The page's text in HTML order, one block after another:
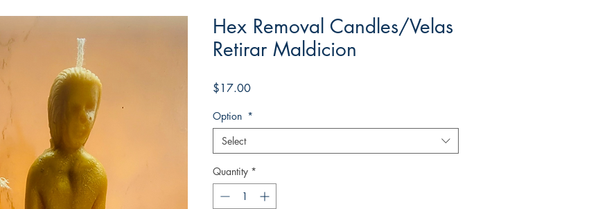
Hex Removal Candles/Velas
Retirar Maldicion
$17.00Price
Option *
Select
Quantity *